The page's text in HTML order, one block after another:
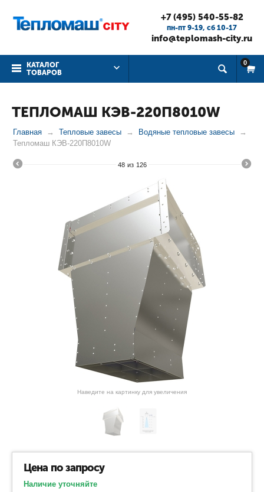
+7 (495) 540-55-82
пн-пт 9-19, cб 10-17
info@teplomash-city.ru
КАТАЛОГ
ТОВАРОВ
0
ТЕПЛОМАШ КЭВ-220П8010W
Главная Тепловые завесы
Водяные тепловые завесы
Тепломаш КЭВ-220П8010W
48 из 126
Наведите на картинку для увеличения
Цена по запросу
Наличие уточняйте